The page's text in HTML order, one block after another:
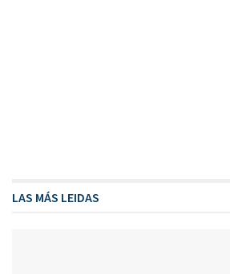
LAS MÁS LEIDAS